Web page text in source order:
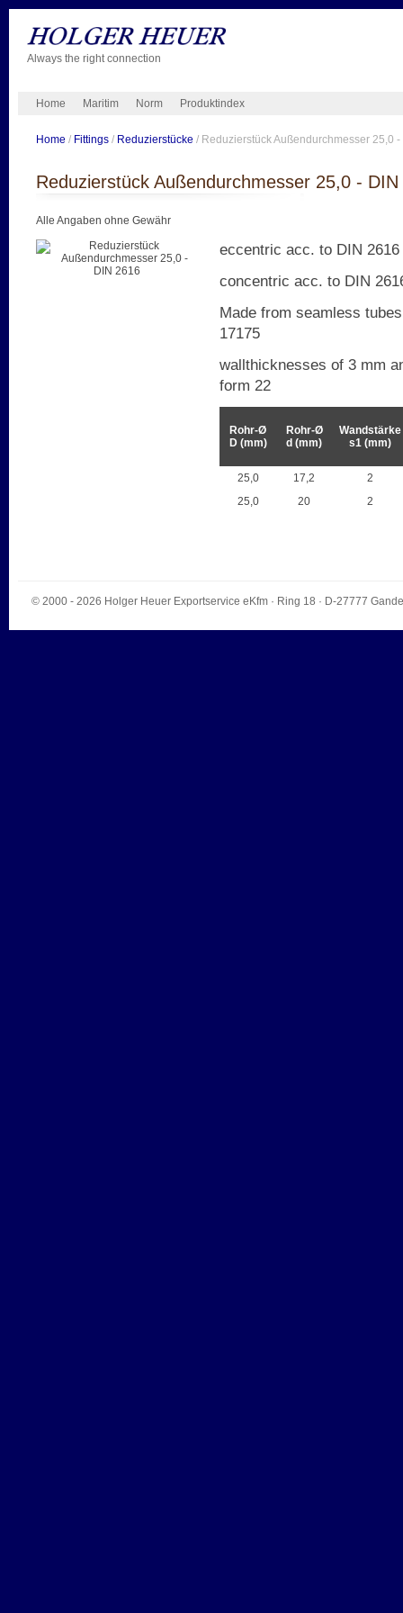
Always the right connection
Home Maritim Norm Produktindex
Home / Fittings/ Reduzierstücke / Reduzierstück Außendurchmesser 25,0
Reduzierstück Außendurchmesser 25,0 - DIN
Alle Angaben ohne Gewähr
eccentric acc. to DIN
concentric acc. to DIN
Made from seamless
17175
wallthicknesses of 3 mm
form 22
Rohr-Ø
D (mm)
Rohr-Ø
d (mm)
Wandstärke
s1 (mm)
25,0 17,2
2
25,0
20 2
© 2000 - 2026 Holger Heuer Exportservice eKfm· Ring 18 · D-27777